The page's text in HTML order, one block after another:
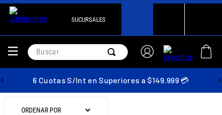
SUCURSALES
Buscar
6 Cuotas S/Int en Superiores a $149.999 💳
ORDENAR POR